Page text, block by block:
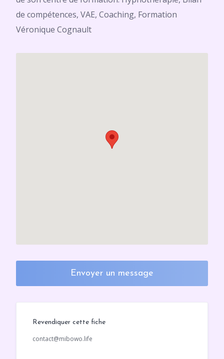
de compétences, VAE, Coaching, Formation
Véronique Cognault
Envoyer un message
Revendiquer cette fiche
contact@mibowo.life